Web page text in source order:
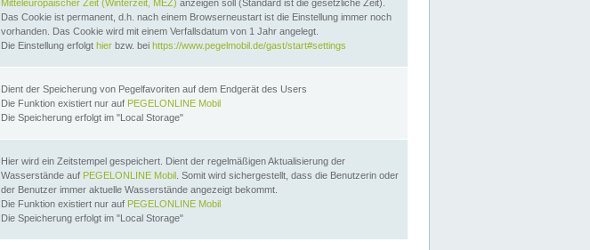
Mitteleuropäischer Zeit (Winterzeit, MEZ) anzeigen soll (Standard ist die gesetzliche Zeit).
Das Cookie ist permanent, d.h. nach einem Browserneustart ist die Einstellung immer noch
vorhanden. Das Cookie wird mit einem Verfallsdatum von 1 Jahr angelegt.
Die Einstellung erfolgt hier bzw. bei https://www.pegelmobil.de/gast/start#settings
Dient der Speicherung von Pegelfavoriten auf dem Endgerät des Users
Die Funktion existiert nur auf PEGELONLINE Mobil
Die Speicherung erfolgt im "Local Storage"
Hier wird ein Zeitstempel gespeichert. Dient der regelmäßigen Aktualisierung der
Wasserstände auf PEGELONLINE Mobil . Somit wird sichergestellt, dass die Benutzerin oder
der Benutzer immer aktuelle Wasserstände angezeigt bekommt.
Die Funktion existiert nur auf PEGELONLINE Mobil
Die Speicherung erfolgt im "Local Storage"